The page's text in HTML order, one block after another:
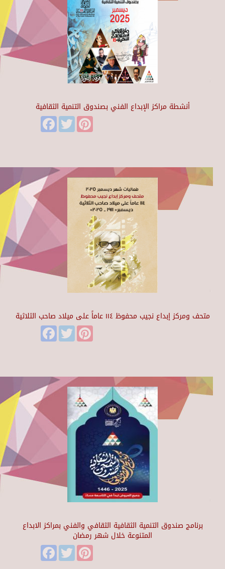
أنشطة مراكز الإبداع الفني بصندوق التنمية الثقافية
FacebookTwitter
متحف ومركز إبداع نجيب محفوظ ١١٤ عاماً على ميلاد صاحب الثلاثية
FacebookTwitter
برنامج صندوق التنمية الثقافية الثقافي والفني بمراكز الابداع
المتنوعة خلال شهر رمضان
FacebookTwitter